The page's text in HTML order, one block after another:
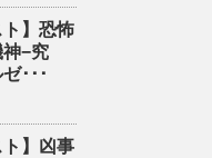
ト】恐怖
−究
･･･
ト】凶事